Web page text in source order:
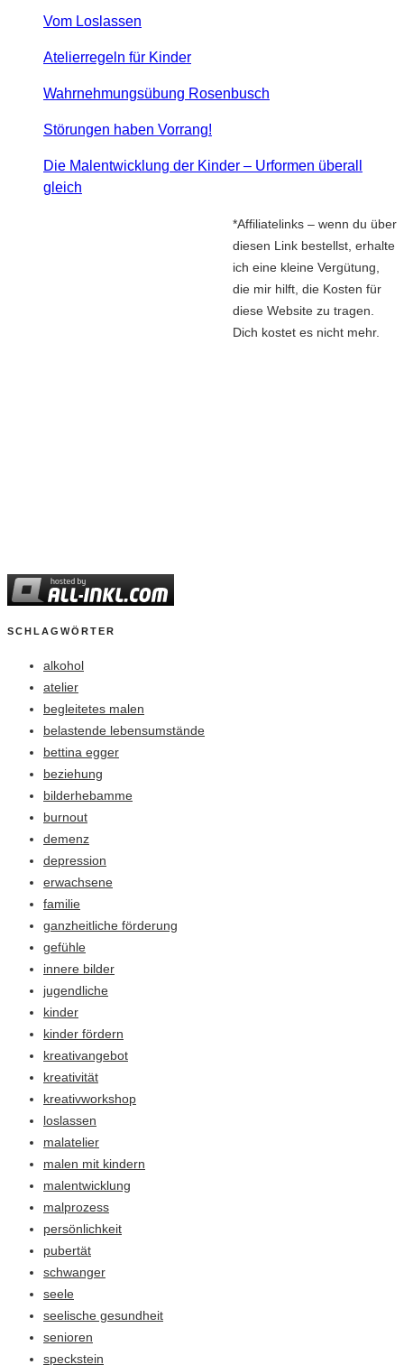
Vom Loslassen
Atelierregeln für Kinder
Wahrnehmungsübung Rosenbusch
Störungen haben Vorrang!
Die Malentwicklung der Kinder – Urformen überall
gleich
*Affiliatelinks – wenn du über
diesen Link bestellst, erhalte
ich eine kleine Vergütung,
die mir hilft, die Kosten für
diese Website zu tragen.
Dich kostet es nicht mehr.
SCHLAGWÖRTER
alkohol
atelier
begleitetes malen
belastende lebensumstände
bettina egger
beziehung
bilderhebamme
burnout
demenz
depression
erwachsene
familie
ganzheitliche förderung
gefühle
innere bilder
jugendliche
kinder
kinder fördern
kreativangebot
kreativität
kreativworkshop
loslassen
malatelier
malen mit kindern
malentwicklung
malprozess
persönlichkeit
pubertät
schwanger
seele
seelische gesundheit
senioren
speckstein